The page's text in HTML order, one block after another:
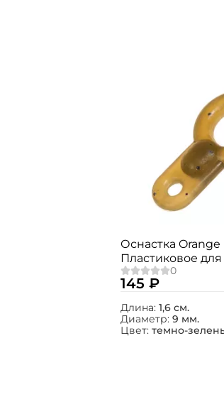
Оснастка
Пластиковое
монтажа AC2045
145 ₽
Длина: 1,6 см.
Диаметр: 9 мм.
Цвет: темно-